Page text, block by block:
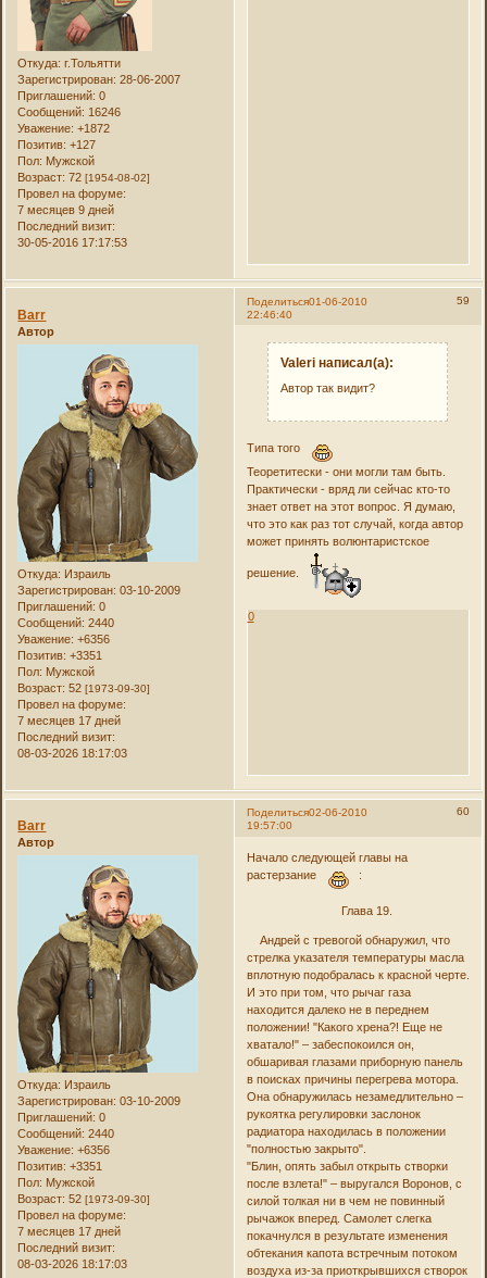
Откуда: г.Тольятти
Зарегистрирован: 28-06-2007
Приглашений: 0
Сообщений: 16246
Уважение: +1872
Позитив: +127
Пол: Мужской
Возраст: 72[1954-08-02]
Провел на форуме:
7 месяцев 9 дней
Последний визит:
30-05-2016 17:17:53
Поделиться 59
01-06-2010
22:46:40
Barr
Автор
Откуда: Израиль
Зарегистрирован: 03-10-2009
Приглашений: 0
Сообщений: 2440
Уважение: +6356
Позитив: +3351
Пол: Мужской
Возраст: 52[1973-09-30]
Провел на форуме:
7 месяцев 17 дней
Последний визит:
08-03-2026 18:17:03
Valeri написал(а):
Автор так видит?
Типа того
Теоретитески - они могли там быть.
Практически - вряд ли сейчас кто-то
знает ответ на этот вопрос. Я думаю,
что это как раз тот случай, когда автор
может принять волюнтаристское
решение.
0
Поделиться 60
02-06-2010
19:57:00
Barr
Автор
Откуда: Израиль
Зарегистрирован: 03-10-2009
Приглашений: 0
Сообщений: 2440
Уважение: +6356
Позитив: +3351
Пол: Мужской
Возраст: 52[1973-09-30]
Провел на форуме:
7 месяцев 17 дней
Последний визит:
08-03-2026 18:17:03
Начало следующей главы на
растерзание
:
Глава 19.
Андрей с тревогой обнаружил, что
стрелка указателя температуры масла
вплотную подобралась к красной черте.
И это при том, что рычаг газа
находится далеко не в переднем
положении! "Какого хрена?! Еще не
хватало!" – забеспокоился он,
обшаривая глазами приборную панель
в поисках причины перегрева мотора.
Она обнаружилась незамедлительно –
рукоятка регулировки заслонок
радиатора находилась в положении
"полностью закрыто".
"Блин, опять забыл открыть створки
после взлета!" – выругался Воронов, с
силой толкая ни в чем не повинный
рычажок вперед. Самолет слегка
покачнулся в результате изменения
обтекания капота встречным потоком
воздуха из-за приоткрывшихся створок